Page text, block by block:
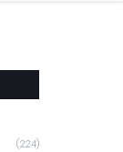
(224)